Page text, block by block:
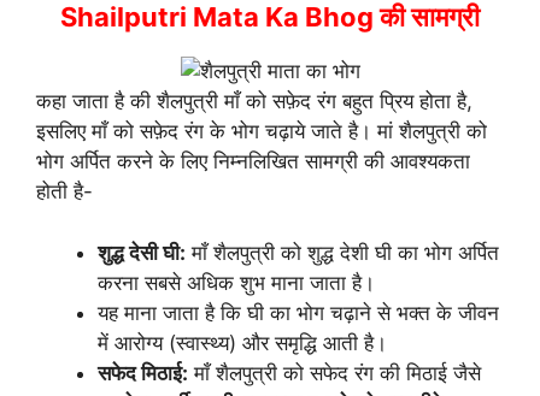
Shailputri Mata Ka Bhog की सामग्री
कहा जाता है की शैलपुत्री माँ को सफ़ेद रंग बहुत प्रिय होता है,
इसलिए माँ को सफ़ेद रंग के भोग चढ़ाये जाते है। मां शैलपुत्री को
भोग अर्पित करने के लिए निम्नलिखित सामग्री की आवश्यकता
होती है-
शुद्ध देसी घी: माँ शैलपुत्री को शुद्ध देशी घी का भोग अर्पित
करना सबसे अधिक शुभ माना जाता है।
यह माना जाता है कि घी का भोग चढ़ाने से भक्त के जीवन
में आरोग्य (स्वास्थ्य) और समृद्धि आती है।
सफेद मिठाई: माँ शैलपुत्री को सफेद रंग की मिठाई जैसे